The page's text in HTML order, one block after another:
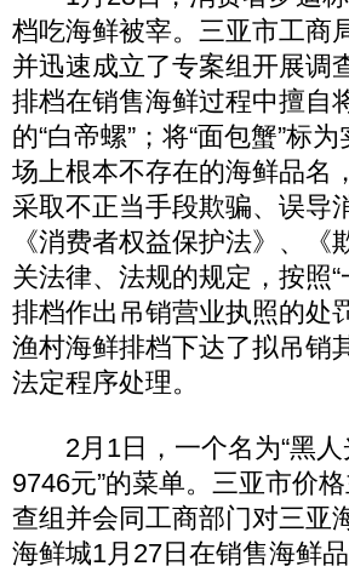
档吃海鲜被宰。三亚市工商
并迅速成立了专案组开展调
排档在销售海鲜过程中擅自
的“白帝螺”；将“面包蟹”标
场上根本不存在的海鲜品名
采取不正当手段欺骗、误导
《消费者权益保护法》、
关法律、法规的规定，按照
排档作出吊销营业执照的处
渔村海鲜排档下达了拟吊销
法定程序处理。
2月1日，一个名为“黑人
9746元”的菜单。三亚市价
查组并会同工商部门对三亚
海鲜城1月27日在销售海鲜